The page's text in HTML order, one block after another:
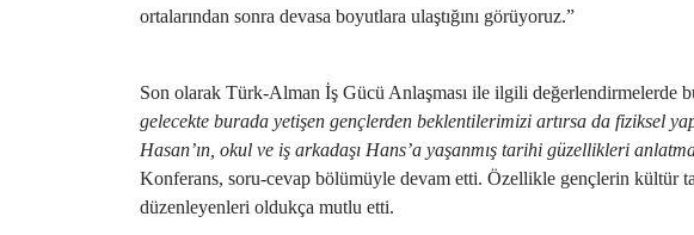
ortalarından sonra devasa boyutlara ulaştığını görüyoruz.”
Son olarak Türk-Alman İş Gücü Anlaşması ile ilgili değerlendirmelerde
gelecekte burada yetişen gençlerden beklentilerimizi artırsa da fiziksel
Hasan’ın, okul ve iş arkadaşı Hans’a yaşanmış tarihi güzellikleri
Konferans, soru-cevap bölümüyle devam etti. Özellikle gençlerin kültür
düzenleyenleri oldukça mutlu etti.